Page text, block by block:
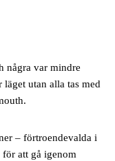
några var mindre
utan alla tas med
– förtroendevalda i
att gå igenom